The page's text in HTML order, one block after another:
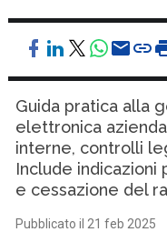
Guida pratica alla
elettronica
interne, controlli
Include
e cessazione del
Pubblicato il 21 feb 2025